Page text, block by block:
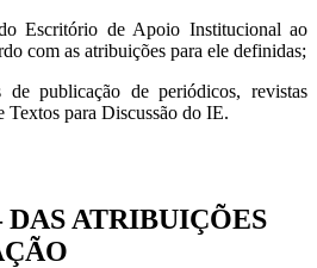
Escritório de Apoio Institucional ao
com as atribuições para ele definidas;
publicação de periódicos, revistas
para Discussão do IE.
ATRIBUIÇÕES